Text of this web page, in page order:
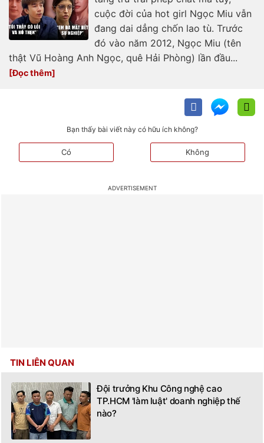
tàng trữ trái phép chất ma túy,
cuộc đời của hot girl Ngọc Miu vẫn
đang dai dẳng chốn lao tù. Trước
đó vào năm 2012, Ngọc Miu (tên
thật Vũ Hoàng Anh Ngọc, quê Hải Phòng) lần đầu...
Bạn thấy bài viết này có hữu ích không?
Có Không
TIN LIÊN QUAN
Đội trưởng Khu Công nghệ cao
TP.HCM 'làm luật' doanh nghiệp thế
nào?